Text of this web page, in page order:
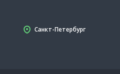
Санкт-Петербург